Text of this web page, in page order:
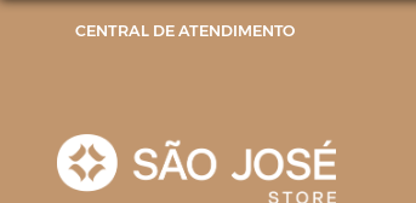
CENTRAL DE ATENDIMENTO